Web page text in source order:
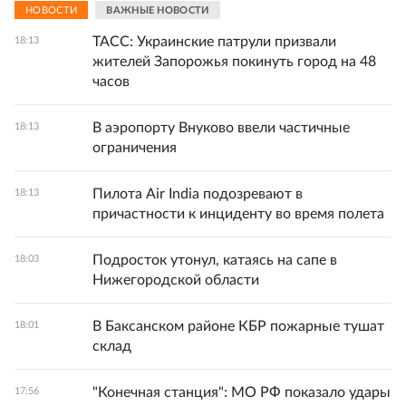
НОВОСТИ ВАЖНЫЕ НОВОСТИ
18:13
ТАСС: Украинские патрули призвали
жителей Запорожья покинуть город на 48
часов
18:13
В аэропорту Внуково ввели частичные
ограничения
18:13
Пилота Air India подозревают в
причастности к инциденту во время полета
18:03
Подросток утонул, катаясь на сапе в
Нижегородской области
18:01
В Баксанском районе КБР пожарные тушат
склад
17:56
"Конечная станция": МО РФ показало удары